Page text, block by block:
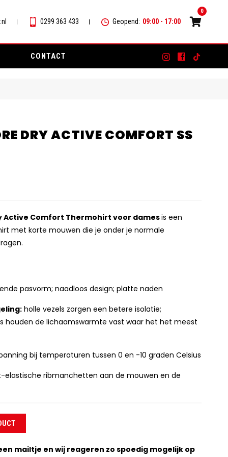
0299 363 433 Geopend: 09:00 - 17:00
0
CONTACT
DRY ACTIVE COMFORT SS
Active Comfort Thermohirt voor damesis een
met korte mouwen die je onder je normale
pasvorm; naadloos design; platte naden
holle vezels zorgen een betere isolatie;
houden de lichaamswarmte vast waar het het meest
bij temperaturen tussen 0 en -10 graden Celsius
ribmanchetten aan de mouwen en de
mailtje en wij reageren zo spoedig mogelijk op